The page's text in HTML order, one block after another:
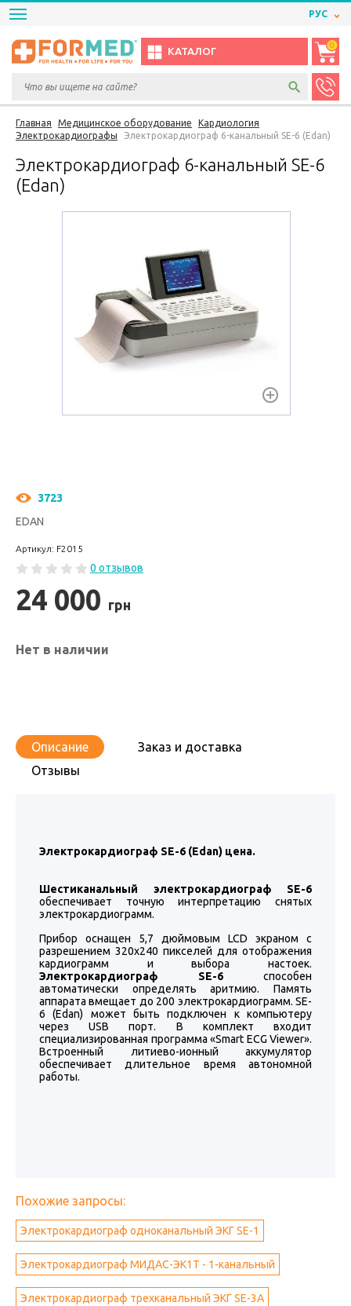
РУС
КАТАЛОГ
0
Главная Медицинское оборудование
Кардиология
Электрокардиографы
Электрокардиограф 6-канальный SE-6 (Edan)
Электрокардиограф 6-канальный SE-6
(Edan)
3723
EDAN
Артикул: F2015
0 отзывов
24 000 грн
Нет в наличии
Описание
Заказ и доставка
Отзывы
Электрокардиограф SE-6 (Edan) цена.
Шестиканальный электрокардиограф SE-6
обеспечивает точную интерпретацию снятых
электрокардиограмм.
Прибор оснащен 5,7 дюймовым LCD экраном с
разрешением 320x240 пикселей для отображения
кардиограмм и выбора настоек.
Электрокардиограф SE-6 способен
автоматически определять аритмию. Память
аппарата вмещает до 200 электрокардиограмм. SE-
6 (Edan) может быть подключен к компьютеру
через USB порт. В комплект входит
специализированная программа «Smart ECG Viewer».
Встроенный литиево-ионный аккумулятор
обеспечивает длительное время автономной
работы.
Похожие запросы:
Электрокардиограф одноканальный ЭКГ SE-1
Электрокардиограф МИДАС-ЭK1T - 1-канальный
Электрокардиограф трехканальный ЭКГ SE-3A